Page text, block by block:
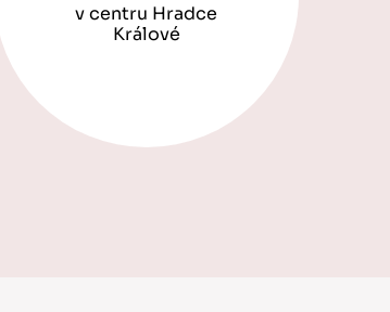
v centru Hradce
Králové